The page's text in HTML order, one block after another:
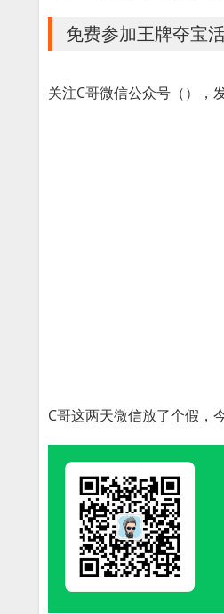
免费参加王牌夺宝
关注C哥微信公众号（），
C哥这两天微信放了个假，